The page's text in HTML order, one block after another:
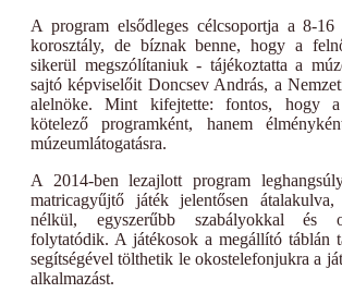
A program elsődleges célcsoportja a 8-
korosztály, de bíznak benne, hogy a
sikerül megszólítaniuk - tájékoztatta a
sajtó képviselőit Doncsev András, a
alelnöke. Mint kifejtette: fontos, hogy
kötelező programként, hanem
múzeumlátogatásra.
A 2014-ben lezajlott program
matricagyűjtő játék jelentősen
nélkül, egyszerűbb szabályokkal és
folytatódik. A játékosok a megállító táblán
segítségével tölthetik le okostelefonjukra a
alkalmazást.